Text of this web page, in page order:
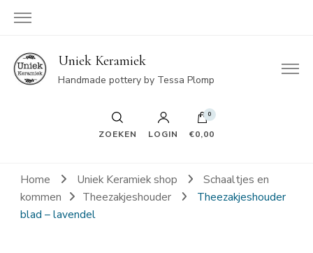
Uniek Keramiek
Handmade pottery by Tessa Plomp
ZOEKEN LOGIN
0
€0,00
Home Uniek Keramiek shop
Schaaltjes en
kommen
Theezakjeshouder
Theezakjeshouder
blad – lavendel